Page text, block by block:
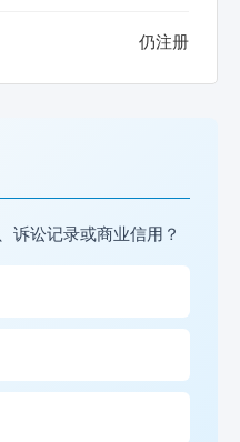
仍注册
诉讼记录或商业信用？